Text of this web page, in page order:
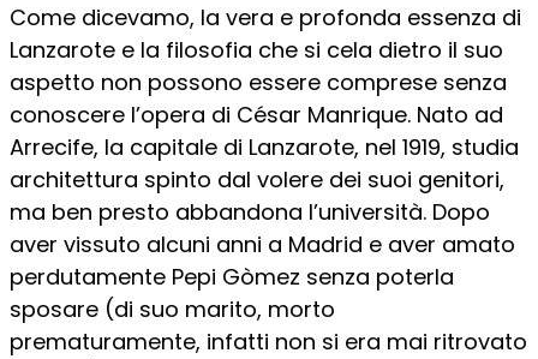
Come dicevamo, la vera e profonda essenza di
Lanzarote e la filosofia che si cela dietro il suo
aspetto non possono essere comprese senza
conoscere l’opera di César Manrique. Nato ad
Arrecife, la capitale di Lanzarote, nel 1919, studia
architettura spinto dal volere dei suoi genitori,
ma ben presto abbandona l’università. Dopo
aver vissuto alcuni anni a Madrid e aver amato
perdutamente Pepi Gòmez senza poterla
sposare (di suo marito, morto
prematuramente, infatti non si era mai ritrovato